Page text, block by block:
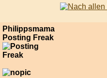
Philippsmama
Posting Freak